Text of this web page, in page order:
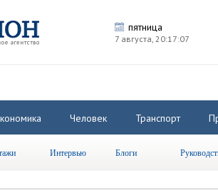
пятница
7 августа, 20:17:08
Человек Транспорт
Интервью Блоги